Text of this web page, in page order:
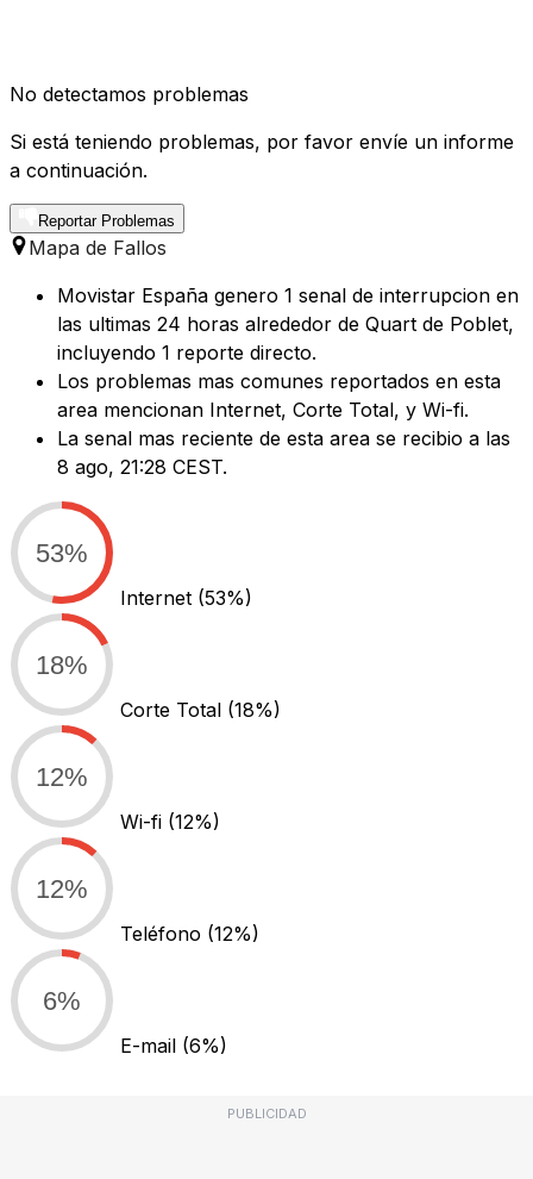
No detectamos problemas
Si está teniendo problemas, por favor envíe un informe
a continuación.
Reportar Problemas
Mapa de Fallos
Movistar España genero 1 senal de interrupcion en
las ultimas 24 horas alrededor de Quart de Poblet,
incluyendo 1 reporte directo.
Los problemas mas comunes reportados en esta
area mencionan Internet, Corte Total, y Wi-fi.
La senal mas reciente de esta area se recibio a las
8 ago, 21:28 CEST.
53%
Internet (53%)
18%
Corte Total (18%)
12%
Wi-fi (12%)
12%
Teléfono (12%)
6%
E-mail (6%)
PUBLICIDAD